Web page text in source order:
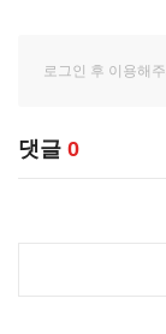
댓글 0